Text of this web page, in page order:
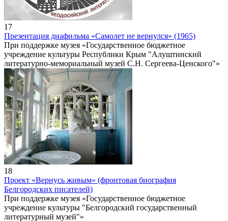
17
Презентация диафильма «Самолет не вернулся» (1965)
При поддержке музея «Государственное бюджетное
учреждение культуры Республики Крым "Алуштинский
литературно-мемориальный музей С.Н. Сергеева-Ценского"»
18
Проект «Вернусь живым» (фронтовая биография
Белгородских писателей)
При поддержке музея «Государственное бюджетное
учреждение культуры "Белгородский государственный
литературный музей"»